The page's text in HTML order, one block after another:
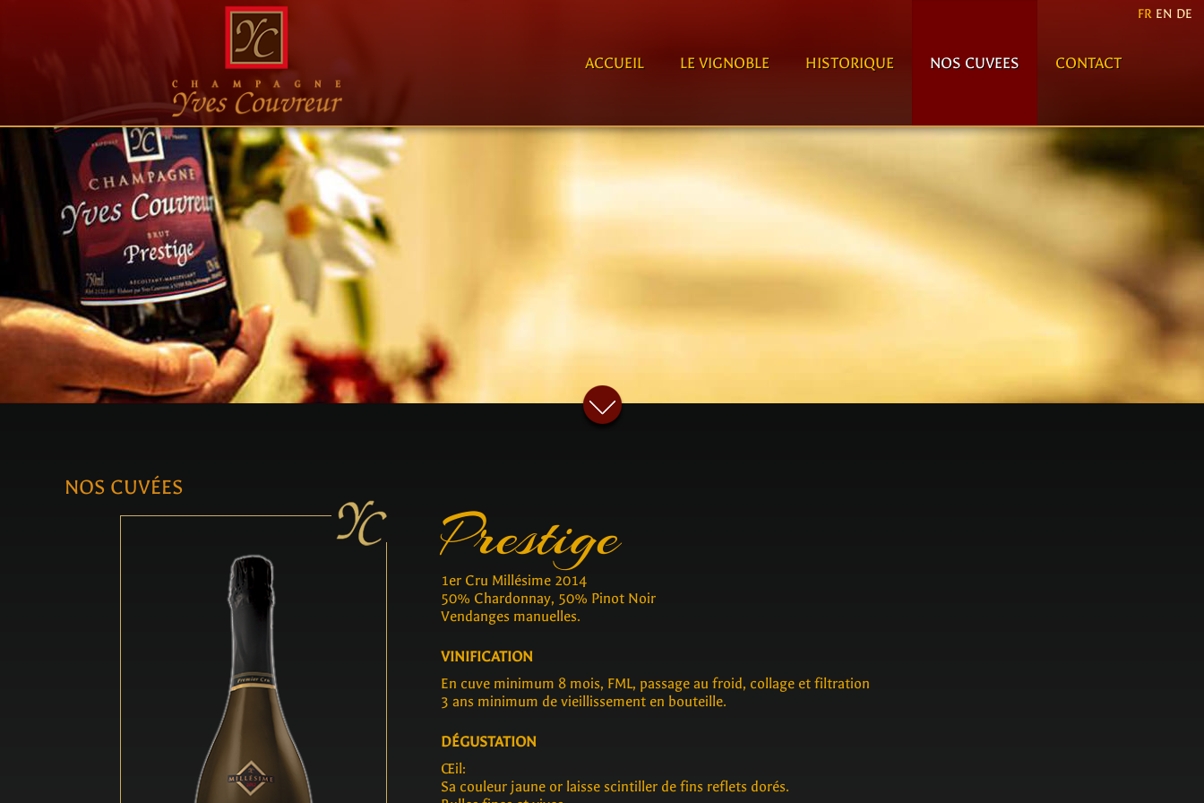
FR EN DE
ACCUEIL LE VIGNOBLE HISTORIQUE NOS CUVEES CONTACT
NOS CUVÉES
Prestige
1er Cru Millésime 2014
50% Chardonnay, 50% Pinot Noir
Vendanges manuelles.
VINIFICATION
En cuve minimum 8 mois, FML, passage au froid, collage et filtration
3 ans minimum de vieillissement en bouteille.
DÉGUSTATION
Œil:
Sa couleur jaune or laisse scintiller de fins reflets dorés.